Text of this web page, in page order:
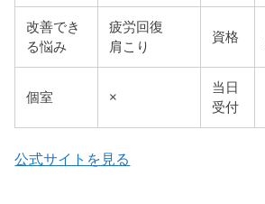
改善でき
る悩み
疲労回復
肩こり
資格
個室 ×
当日
受付
公式サイトを見る